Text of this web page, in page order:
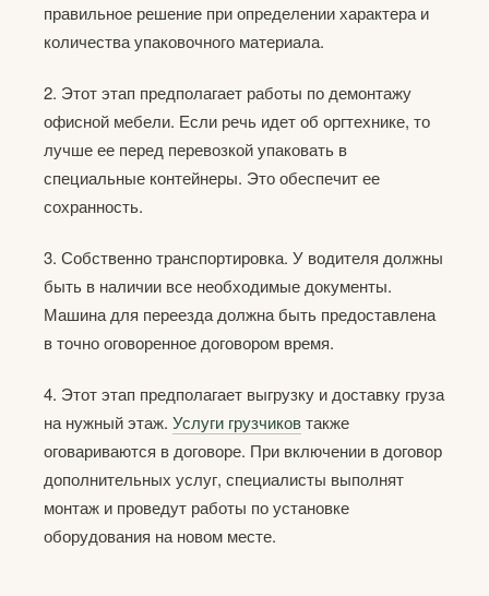
правильное решение при определении характера и
количества упаковочного материала.
2. Этот этап предполагает работы по демонтажу
офисной мебели. Если речь идет об оргтехнике, то
лучше ее перед перевозкой упаковать в
специальные контейнеры. Это обеспечит ее
сохранность.
3. Собственно транспортировка. У водителя должны
быть в наличии все необходимые документы.
Машина для переезда должна быть предоставлена
в точно оговоренное договором время.
4. Этот этап предполагает выгрузку и доставку груза
на нужный этаж. Услуги грузчиковтакже
оговариваются в договоре. При включении в договор
дополнительных услуг, специалисты выполнят
монтаж и проведут работы по установке
оборудования на новом месте.